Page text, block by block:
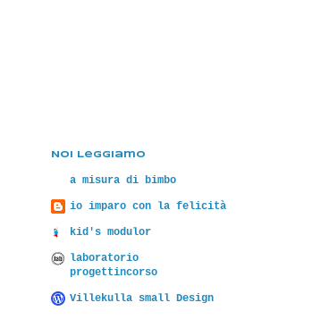
Noi Leggiamo
a misura di bimbo
io imparo con la felicità
kid's modulor
laboratorio
progettincorso
Villekulla small Design